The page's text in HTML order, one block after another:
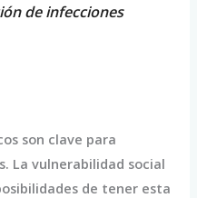
de infecciones
son clave para
La vulnerabilidad social
de tener esta